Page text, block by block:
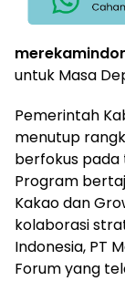
untuk Masa
Pemerintah
menutup
berfokus pada
Program
Kakao dan
kolaborasi
Indonesia, PT
Forum yang